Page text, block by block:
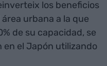
los beneficios
urbana a la que
de su capacidad, se
en el Japón utilizando